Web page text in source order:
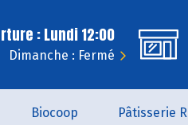
: Lundi 12:00
Dimanche : Fermé
Biocoop Pâtisserie